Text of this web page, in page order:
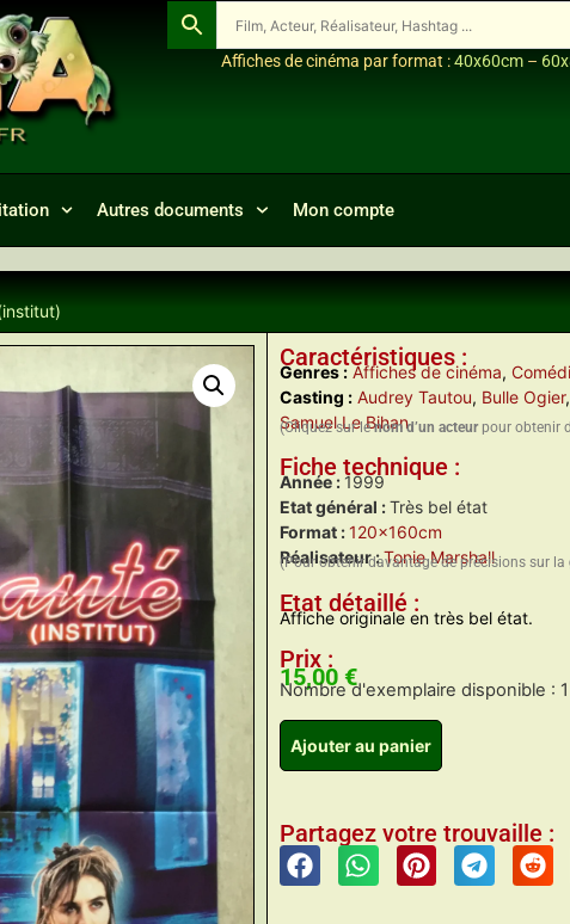
Affiches de cinéma par format :40x60cm –
Autres documents Mon compte
Caractéristiques :
Genres : Affiches de cinéma,
Casting : Audrey Tautou, Bulle Ogier,
Samuel Le Bihan
(Cliquez sur lenom d’un acteurpour obtenir
Fiche technique :
Année : 1999
Etat général :Très bel état
Format :120x160cm
Réalisateur :Tonie Marshall
(Pour obtenir davantage de précisions sur la
Etat détaillé :
Affiche originale en très bel état.
Prix :
15,00 €
Nombre d'exemplaire disponible : 1
Ajouter au panier
Partagez votre trouvaille :